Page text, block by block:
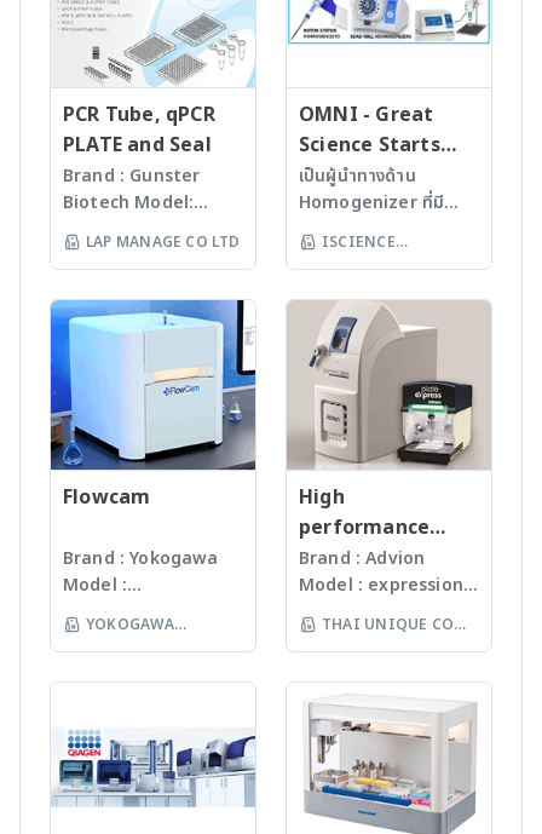
- ตู้บ่มเชื้อ (BOD
Incubator)
(Ultra Low
Temperature Freezers)
Homogenizer - Shaker,
Incubator Shaker -
เครื่องบด - เครื่องนับจำนวน
โคโลนี (Colony Counter)
PCR Tube, qPCR
PLATE and Seal
Brand : Gunster
Biotech Model:
World Our
products are
under
ISO13485:2016
standard facility.
Gunster’s advanced
manufacturing
process continually
monitors the
quality of products
testing ensures
Gunster products
DNase, Human DNA
and Endotoxin-free.
We specializing in
plastic injection and
post modification
of plastics; this
allows us to provide
LAP MANAGE CO LTD
OMNI - Great
Science Starts
HERE!
เป็นผู้นำทางด้าน
Homogenizer ที่มี
คุณภาพสูงจาก USA มา
นานกว่า 60 ปี โดย
Microorganism, Soil,
Faeces, Tissues,
Plant, Hair, Bone,
Seeds ได้ละเอียดภายใน
เวลาไม่เกินหนึ่งนาที ขึ้น
กับรุ่นของเครื่องบด ซึ่งมี
เทคโนโลยีหลากหลายให้
เลือก รวมถึงมีเครื่องรุ่น
Automated
workstation ซึ่ง
สามารถบดตัวอย่างได้ถึง
(www.omni-inc.com)
Rotor-stator
homogenizers เป็น
เครื่องบดแบบมือถือ ใช้
Probes ที่มีขนาดและ
ความคมต่างๆ กันขึ้นกับ
ชนิดและปริมาณของ
samples เหมาะสำหรับ
ISCIENCE
TECHNOLOGY CO
LTD
Flowcam
Brand : Yokogawa
Model :
Flowcam8000
Imaging particle
งบันทึกภาพคุณภาพสูง
และซอฟแวร์ช่วยในการ
วิเคราะห์ผลที่ผู้ใช้งานจะ
YOKOGAWA
(THAILAND) CO LTD
High
performance
compact mass
spectrometer
Brand : Advion
Model : expression®
S/L With
electrospray (ESI)
pressure chemical
ionization (APCI) ion
sources and a mass
range of m/z 10 –
2000 units, the
expressionS is a
THAI UNIQUE CO
LTD